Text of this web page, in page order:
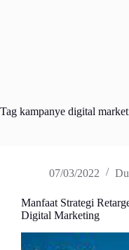
Tag kampanye digital
07/03/2022
Manfaat Strategi
Digital Marketing